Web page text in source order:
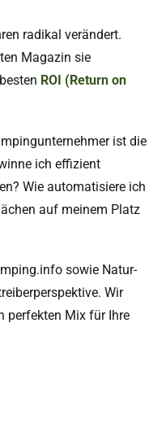
radikal verändert.
Magazin sie
ROI (Return on
ist die
ich effizient
Wie automatisiere ich
auf meinem Platz
sowie Natur-
Wir
perfekten Mix für Ihre